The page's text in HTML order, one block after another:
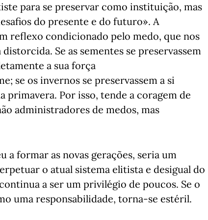
para se preservar como instituição, mas
do presente e do futuro». A
reflexo condicionado pelo medo, que nos
Se as sementes se preservassem
a sua força
se os invernos se preservassem a si
primavera. Por isso, tende a coragem de
administradores de medos, mas
a formar as novas gerações, seria um
o atual sistema elitista e desigual do
a ser um privilégio de poucos. Se o
uma responsabilidade, torna-se estéril.